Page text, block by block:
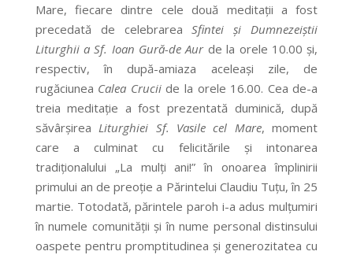
Mare, fiecare dintre cele două meditații a fost
precedată de celebrareaSfintei și Dumnezeiștii
Liturghii a Sf. Ioan Gură-de Aur de la orele 10.00 și,
respectiv, în după-amiaza aceleași zile, de
rugăciunea Calea Cruciide la orele 16.00. Cea de-a
treia meditație a fost prezentată duminică, după
săvârșirea Liturghiei Sf. Vasile cel Mare, moment
care a culminat cu felicitările și intonarea
tradiționalului „La mulți ani!” în onoarea împlinirii
primului an de preoție a Părintelui Claudiu Tuțu, în 25
martie. Totodată, părintele paroh i-a adus mulțumiri
în numele comunității și în nume personal distinsului
oaspete pentru promptitudinea și generozitatea cu